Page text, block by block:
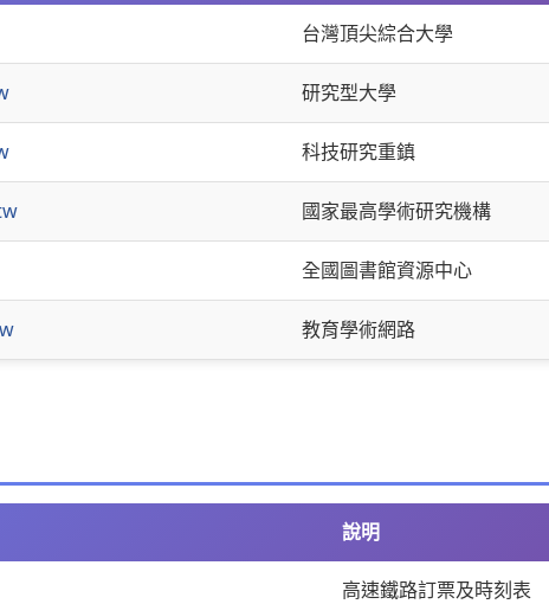
台灣頂尖綜合大學
研究型大學
科技研究重鎮
國家最高學術研究機構
全國圖書館資源中心
教育學術網路
說明
高速鐵路訂票及時刻表